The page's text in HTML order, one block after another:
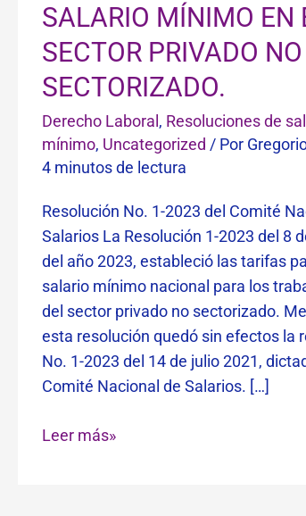
SALARIO MÍNIMO EN
SECTOR PRIVADO NO
SECTORIZADO.
Derecho Laboral , Resoluciones de
mínimo, Uncategorized / Por
4 minutos de lectura
Resolución No. 1-2023 del Comité
Salarios La Resolución 1-2023 del 8
del año 2023, estableció las tarifas
salario mínimo nacional para los
del sector privado no sectorizado.
esta resolución quedó sin efectos la
No. 1-2023 del 14 de julio 2021,
Comité Nacional de Salarios. […]
Leer más»